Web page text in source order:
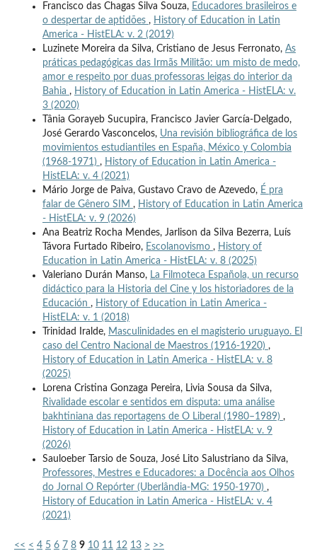
Francisco das Chagas Silva Souza, Educadores brasileiros e
o despertar de aptidões , History of Education in Latin
America - HistELA: v. 2 (2019)
Luzinete Moreira da Silva, Cristiano de Jesus Ferronato, As
práticas pedagógicas das Irmãs Militão: um misto de medo,
amor e respeito por duas professoras leigas do interior da
Bahia , History of Education in Latin America - HistELA: v.
3 (2020)
Tânia Gorayeb Sucupira, Francisco Javier García-Delgado,
José Gerardo Vasconcelos, Una revisión bibliográfica de los
movimientos estudiantiles en España, México y Colombia
(1968-1971) , History of Education in Latin America -
HistELA: v. 4 (2021)
Mário Jorge de Paiva, Gustavo Cravo de Azevedo, É pra
falar de Gênero SIM , History of Education in Latin America
- HistELA: v. 9 (2026)
Ana Beatriz Rocha Mendes, Jarlison da Silva Bezerra, Luís
Távora Furtado Ribeiro, Escolanovismo , History of
Education in Latin America - HistELA: v. 8 (2025)
Valeriano Durán Manso, La Filmoteca Española, un recurso
didáctico para la Historia del Cine y los historiadores de la
Educación , History of Education in Latin America -
HistELA: v. 1 (2018)
Trinidad Iralde, Masculinidades en el magisterio uruguayo. El
caso del Centro Nacional de Maestros (1916-1920) ,
History of Education in Latin America - HistELA: v. 8
(2025)
Lorena Cristina Gonzaga Pereira, Livia Sousa da Silva,
Rivalidade escolar e sentidos em disputa: uma análise
bakhtiniana das reportagens de O Liberal (1980–1989) ,
History of Education in Latin America - HistELA: v. 9
(2026)
Sauloeber Tarsio de Souza, José Lito Salustriano da Silva,
Professores, Mestres e Educadores: a Docência aos Olhos
do Jornal O Repórter (Uberlândia-MG: 1950-1970) ,
History of Education in Latin America - HistELA: v. 4
(2021)
<< < 4 5 6 7 8 9 10 11 12 13 > >>